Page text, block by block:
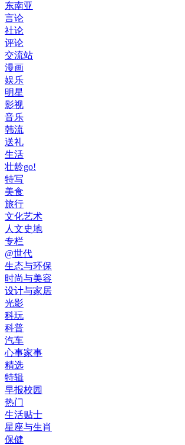
东南亚
言论
社论
评论
交流站
漫画
娱乐
明星
影视
音乐
韩流
送礼
生活
壮龄go!
特写
美食
旅行
文化艺术
人文史地
专栏
@世代
生态与环保
时尚与美容
设计与家居
光影
科玩
科普
汽车
心事家事
精选
特辑
早报校园
热门
生活贴士
星座与生肖
保健